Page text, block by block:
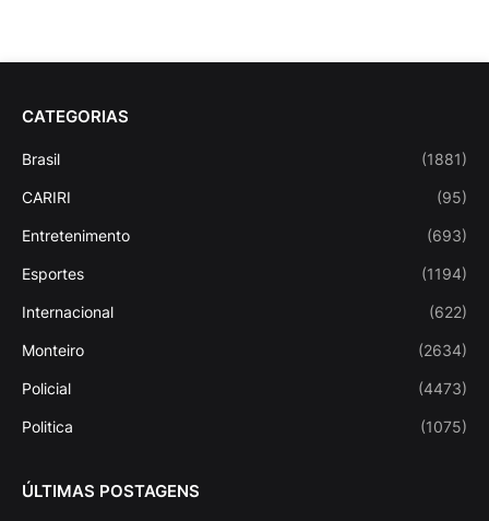
CATEGORIAS
Brasil (1881)
CARIRI (95)
Entretenimento (693)
Esportes (1194)
Internacional (622)
Monteiro (2634)
Policial (4473)
Politica (1075)
ÚLTIMAS POSTAGENS